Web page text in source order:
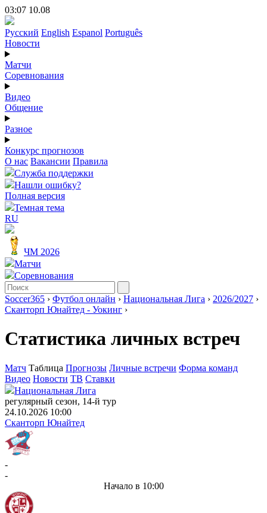
03:07 10.08
Русский English Espanol Português
Новости
Матчи
Соревнования
Видео
Общение
Разное
Конкурс прогнозов
О нас Вакансии Правила
Служба поддержки
Нашли ошибку?
Полная версия
Темная тема
RU
ЧМ 2026
Матчи
Соревнования
Soccer365 › Футбол онлайн › Национальная Лига › 2026/2027 ›
Сканторп Юнайтед - Уокинг ›
Статистика личных встреч
Матч Таблица Прогнозы Личные встречи Форма команд
Видео Новости ТВ Ставки
Национальная Лига
регулярный сезон, 14-й тур
24.10.2026 10:00
Сканторп Юнайтед
-
-
Начало в 10:00